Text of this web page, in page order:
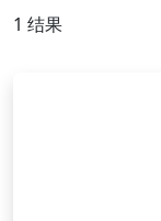
1 结果